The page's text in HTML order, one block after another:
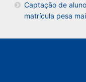
Captação de
matrícula pesa